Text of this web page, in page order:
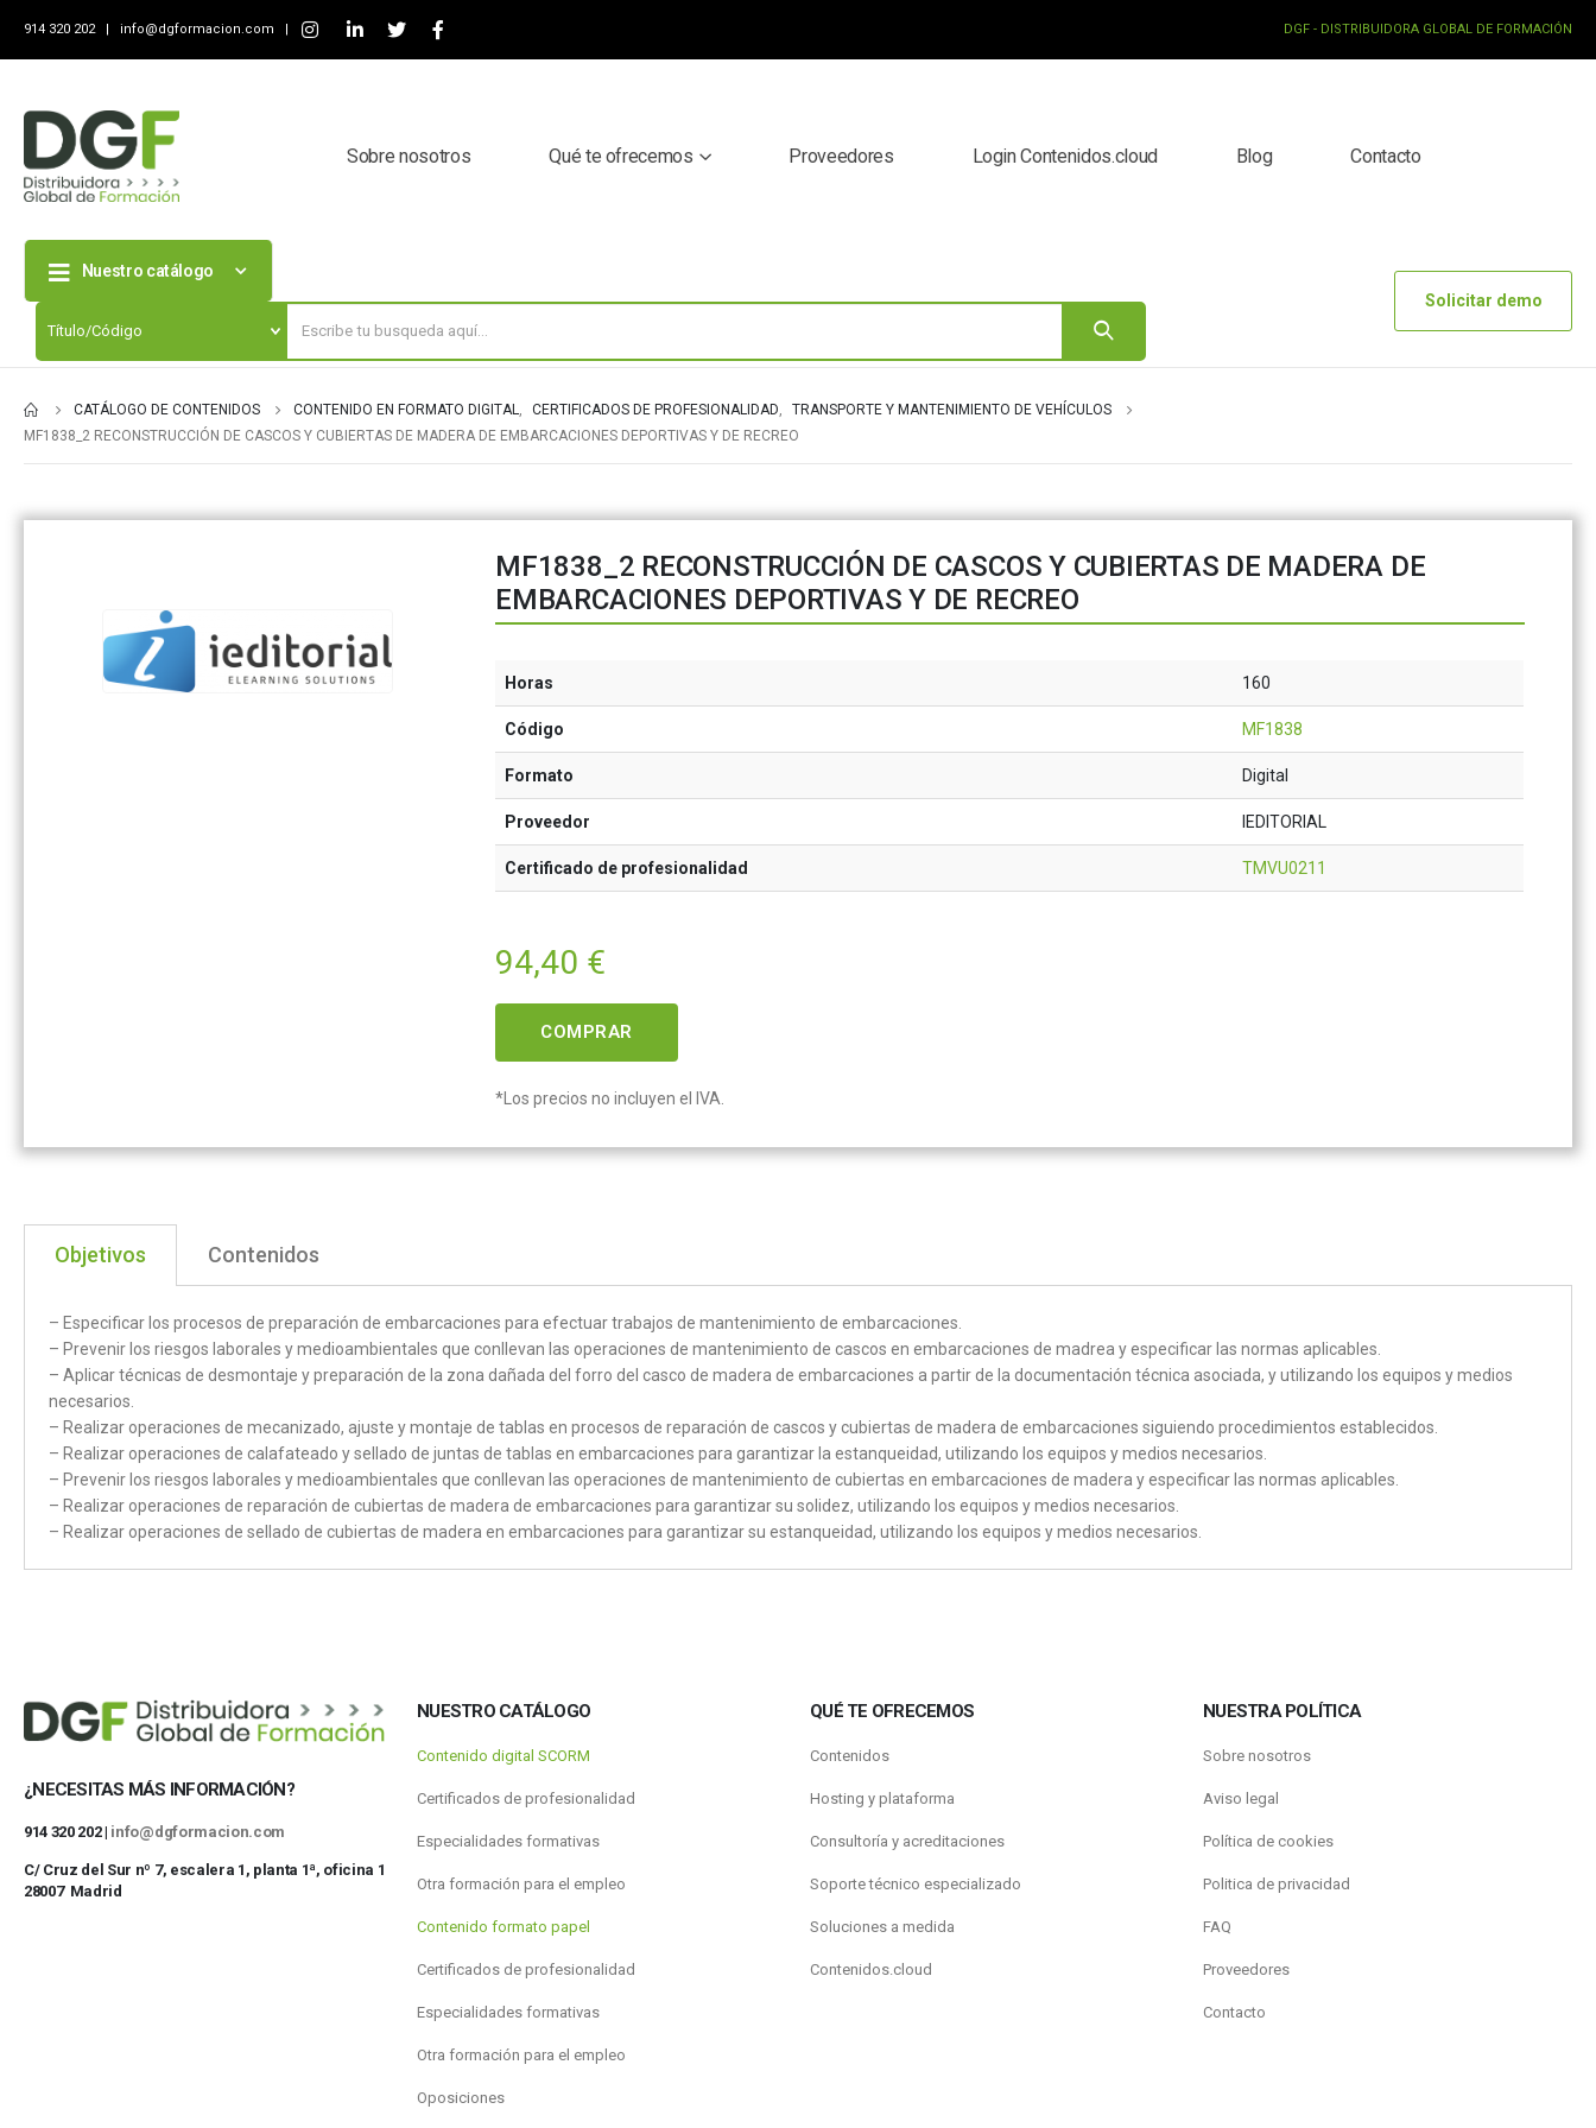
914 320 202 | info@dgformacion.com | DGF - DISTRIBUIDORA GLOBAL DE FORMACIÓN
Sobre nosotros Qué te ofrecemos Proveedores Login Contenidos.cloud Blog Contacto
Nuestro catálogo
Solicitar demo
CATÁLOGO DE CONTENIDOS CONTENIDO EN FORMATO DIGITAL, CERTIFICADOS DE PROFESIONALIDAD,
TRANSPORTE Y MANTENIMIENTO DE VEHÍCULOS
MF1838_2 RECONSTRUCCIÓN DE CASCOS Y CUBIERTAS DE MADERA DE EMBARCACIONES DEPORTIVAS Y DE RECREO
MF1838_2 RECONSTRUCCIÓN DE CASCOS Y CUBIERTAS DE MADERA DE
EMBARCACIONES DEPORTIVAS Y DE RECREO
Horas 160
Código MF1838
Formato Digital
Proveedor IEDITORIAL
Certificado de profesionalidad TMVU0211
94,40 €
COMPRAR
*Los precios no incluyen el IVA.
Objetivos Contenidos
– Especificar los procesos de preparación de embarcaciones para efectuar trabajos de mantenimiento de embarcaciones.
– Prevenir los riesgos laborales y medioambientales que conllevan las operaciones de mantenimiento de cascos en embarcaciones de madrea y especificar las normas aplicables.
– Aplicar técnicas de desmontaje y preparación de la zona dañada del forro del casco de madera de embarcaciones a partir de la documentación técnica asociada, y utilizando los equipos y medios
necesarios.
– Realizar operaciones de mecanizado, ajuste y montaje de tablas en procesos de reparación de cascos y cubiertas de madera de embarcaciones siguiendo procedimientos establecidos.
– Realizar operaciones de calafateado y sellado de juntas de tablas en embarcaciones para garantizar la estanqueidad, utilizando los equipos y medios necesarios.
– Prevenir los riesgos laborales y medioambientales que conllevan las operaciones de mantenimiento de cubiertas en embarcaciones de madera y especificar las normas aplicables.
– Realizar operaciones de reparación de cubiertas de madera de embarcaciones para garantizar su solidez, utilizando los equipos y medios necesarios.
– Realizar operaciones de sellado de cubiertas de madera en embarcaciones para garantizar su estanqueidad, utilizando los equipos y medios necesarios.
¿NECESITAS MÁS INFORMACIÓN?
914 320 202 | info@dgformacion.com
C/ Cruz del Sur nº 7, escalera 1, planta 1ª, oficina 1
28007 Madrid
NUESTRO CATÁLOGO
Contenido digital SCORM
Certificados de profesionalidad
Especialidades formativas
Otra formación para el empleo
Contenido formato papel
Certificados de profesionalidad
Especialidades formativas
Otra formación para el empleo
Oposiciones
QUÉ TE OFRECEMOS
Contenidos
Hosting y plataforma
Consultoría y acreditaciones
Soporte técnico especializado
Soluciones a medida
Contenidos.cloud
NUESTRA POLÍTICA
Sobre nosotros
Aviso legal
Política de cookies
Politica de privacidad
FAQ
Proveedores
Contacto